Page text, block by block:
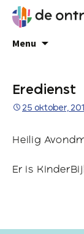
Menu
Eredienst
25 oktober,
Heilig
Er is